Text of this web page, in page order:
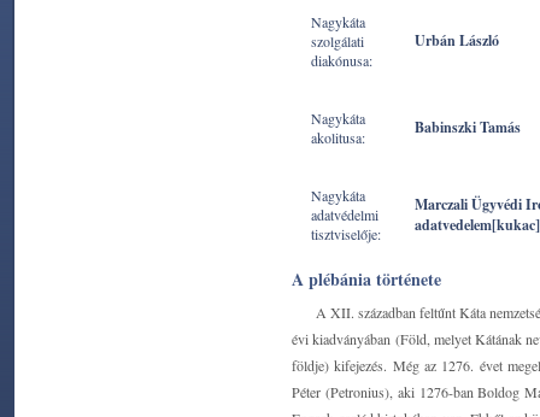
Nagykáta
szolgálati
diakónusa:
Urbán László
Nagykáta
akolitusa:
Babinszki Tamás
Nagykáta
adatvédelmi
tisztviselője:
Marczali Ügyvédi
A plébánia története
A XII. században feltűnt Káta
évi kiadványában (Föld, melyet Kátának
földje) kifejezés. Még az 1276. évet
Péter (Petronius), aki 1276-ban Boldog